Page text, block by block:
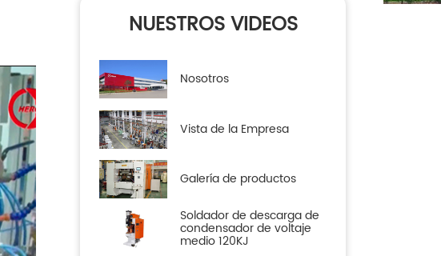
NUESTROS VIDEOS
Nosotros
Vista de la Empresa
Galería de productos
Soldador de descarga de
condensador de voltaje
medio 120KJ